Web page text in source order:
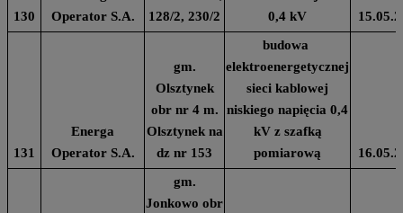
130
Operator S.A.
128/2, 230/2
0,4 kV
131
Energa
Operator S.A.
gm.
Olsztynek
obr nr 4 m.
Olsztynek na
dz nr 153
budowa
elektroenergetycznej
sieci kablowej
niskiego napięcia 0,4
kV z szafką
pomiarową
gm.
Jonkowo obr